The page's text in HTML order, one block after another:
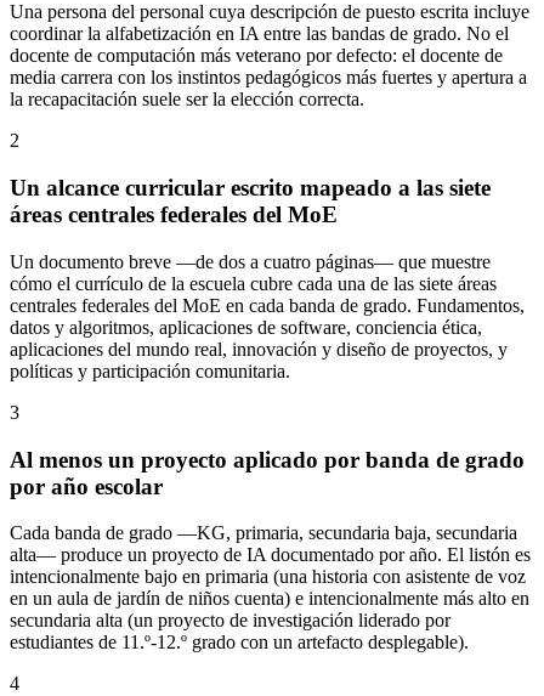
Una persona del personal cuya descripción de puesto escrita incluye
coordinar la alfabetización en IA entre las bandas de grado. No el
docente de computación más veterano por defecto: el docente de
media carrera con los instintos pedagógicos más fuertes y apertura a
la recapacitación suele ser la elección correcta.
2
Un alcance curricular escrito mapeado a las siete
áreas centrales federales del MoE
Un documento breve —de dos a cuatro páginas— que muestre
cómo el currículo de la escuela cubre cada una de las siete áreas
centrales federales del MoE en cada banda de grado. Fundamentos,
datos y algoritmos, aplicaciones de software, conciencia ética,
aplicaciones del mundo real, innovación y diseño de proyectos, y
políticas y participación comunitaria.
3
Al menos un proyecto aplicado por banda de grado
por año escolar
Cada banda de grado —KG, primaria, secundaria baja, secundaria
alta— produce un proyecto de IA documentado por año. El listón es
intencionalmente bajo en primaria (una historia con asistente de voz
en un aula de jardín de niños cuenta) e intencionalmente más alto en
secundaria alta (un proyecto de investigación liderado por
estudiantes de 11.º-12.º grado con un artefacto desplegable).
4